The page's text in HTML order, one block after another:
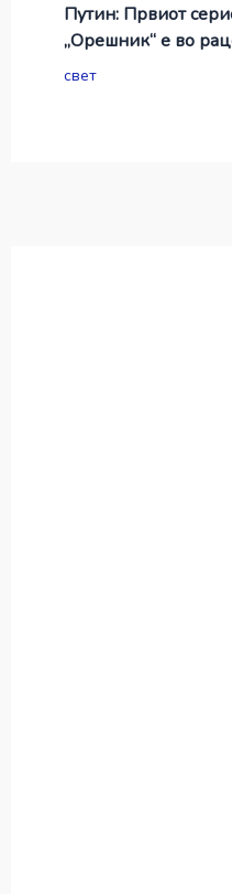
Путин: Првиот
„Орешник“ е во
свет